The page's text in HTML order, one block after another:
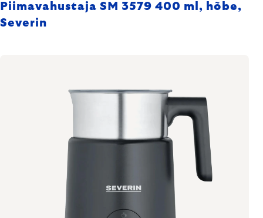
Piimavahustaja SM 3579 400 ml, hõbe,
Severin